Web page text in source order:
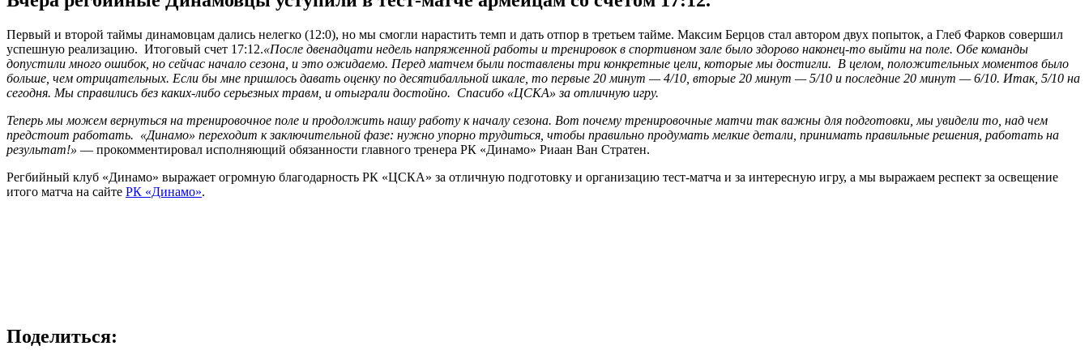
Первый и второй таймы динамовцам дались нелегко (12:0), но мы смогли нарастить темп и дать отпор в третьем тайме. Максим Берцов стал автором двух попыток, а Глеб Фарков совершил
успешную реализацию. Итоговый счет 17:12.«После двенадцати недель напряженной работы и тренировок в спортивном зале было здорово наконец-то выйти на поле. Обе команды
допустили много ошибок, но сейчас начало сезона, и это ожидаемо. Перед матчем были поставлены три конкретные цели, которые мы достигли. В целом, положительных моментов было
больше, чем отрицательных. Если бы мне пришлось давать оценку по десятибалльной шкале, то первые 20 минут — 4/10, вторые 20 минут — 5/10 и последние 20 минут — 6/10. Итак, 5/10 на
сегодня. Мы справились без каких-либо серьезных травм, и отыграли достойно. Спасибо «ЦСКА» за отличную игру.
Теперь мы можем вернуться на тренировочное поле и продолжить нашу работу к началу сезона. Вот почему тренировочные матчи так важны для подготовки, мы увидели то, над чем
предстоит работать. «Динамо» переходит к заключительной фазе: нужно упорно трудиться, чтобы правильно продумать мелкие детали, принимать правильные решения, работать на
результат!» — прокомментировал исполняющий обязанности главного тренера РК «Динамо» Риаан Ван Стратен.
Регбийный клуб «Динамо» выражает огромную благодарность РК «ЦСКА» за отличную подготовку и организацию тест-матча и за интересную игру, а мы выражаем респект за освещение
итого матча на сайте РК «Динамо».
Поделиться: